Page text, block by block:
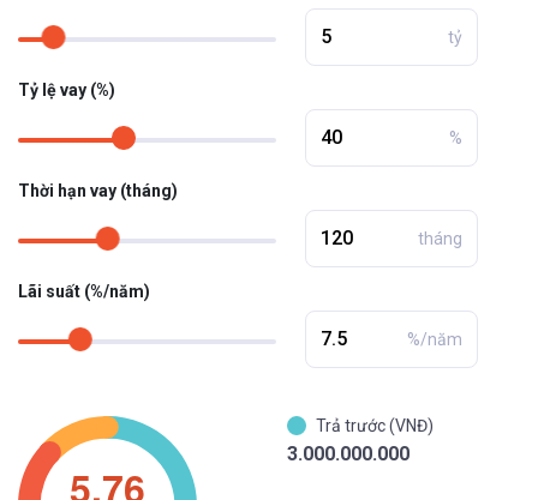
tỷ
Tỷ lệ vay (%)
%
Thời hạn vay (tháng)
tháng
Lãi suất (%/năm)
%/năm
Trả trước (VNĐ)
3.000.000.000